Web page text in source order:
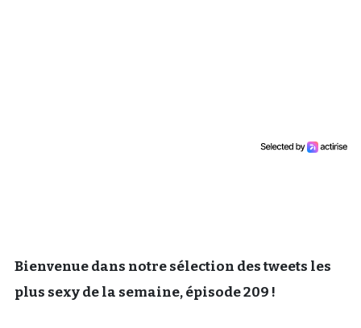
Bienvenue dans notre sélection des tweets les
plus sexy de la semaine, épisode 209 !